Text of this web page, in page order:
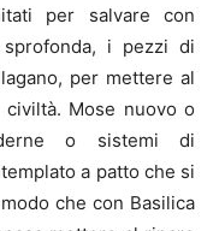
per salvare con
i pezzi di
per mettere al
Mose nuovo o
o sistemi di
a patto che si
che con Basilica